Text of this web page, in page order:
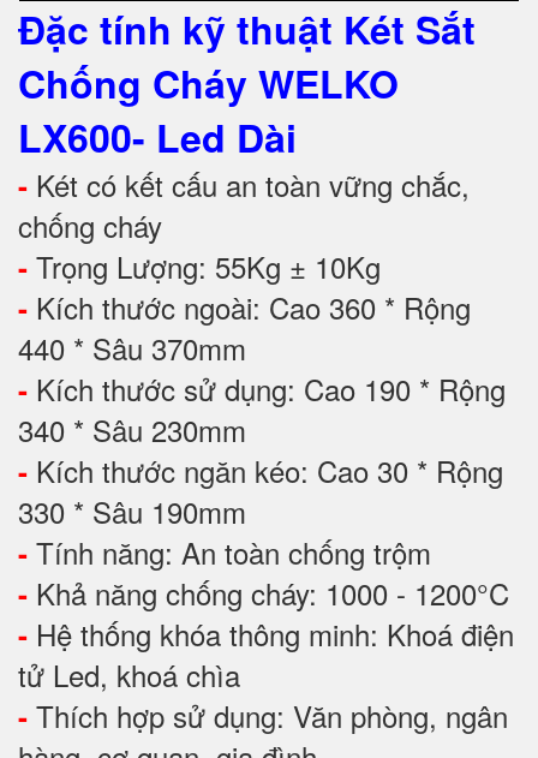
Đặc tính kỹ thuật Két Sắt
Chống Cháy WELKO
LX600- Led Dài
- Két có kết cấu an toàn vững chắc,
chống cháy
- Trọng Lượng: 55Kg ± 10Kg
- Kích thước ngoài: Cao 360 * Rộng
440 * Sâu 370mm
- Kích thước sử dụng: Cao 190 * Rộng
340 * Sâu 230mm
- Kích thước ngăn kéo: Cao 30 * Rộng
330 * Sâu 190mm
- Tính năng: An toàn chống trộm
- Khả năng chống cháy: 1000 - 1200°C
- Hệ thống khóa thông minh: Khoá điện
tử Led, khoá chìa
- Thích hợp sử dụng: Văn phòng, ngân